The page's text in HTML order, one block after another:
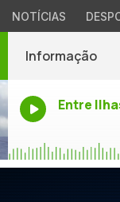
NOTÍCIAS
Informação
Entre